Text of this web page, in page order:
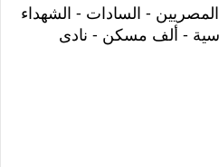
- السادات - الشهداء
- ألف مسكن - نادى